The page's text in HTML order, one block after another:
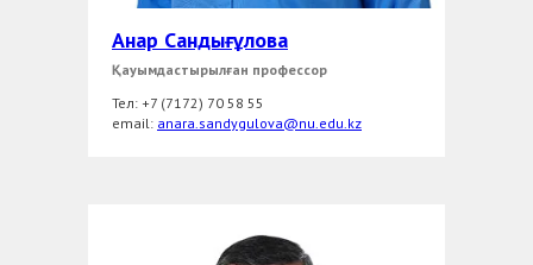
Анар Сандығұлова
Қауымдастырылған профессор
Тел: +7 (7172) 70 58 55
еmail: anara.sandygulova@nu.edu.kz